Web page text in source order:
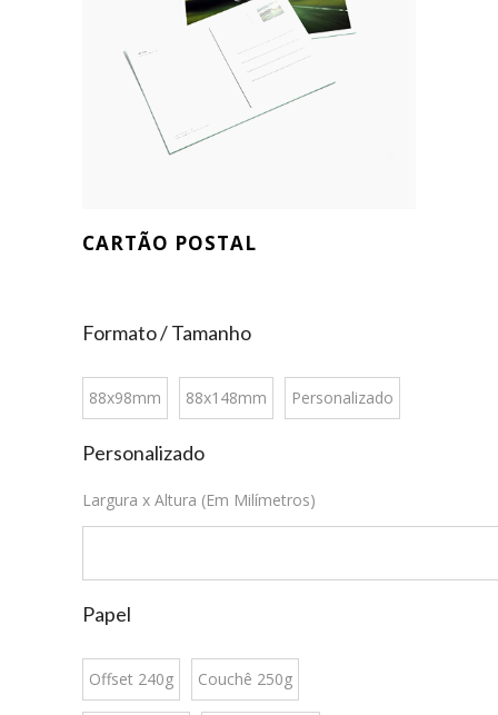
CARTÃO POSTAL
Formato / Tamanho
88x98mm 88x148mm Personalizado
Personalizado
Largura x Altura (Em Milímetros)
Papel
Offset 240g Couchê 250g